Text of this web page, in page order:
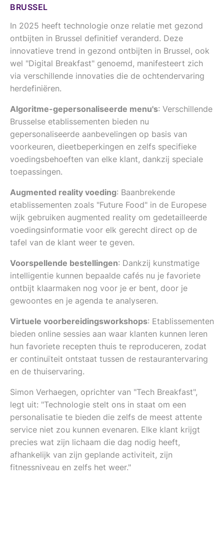
BRUSSEL
In 2025 heeft technologie onze relatie met gezond
ontbijten in Brussel definitief veranderd. Deze
innovatieve trend in gezond ontbijten in Brussel, ook
wel "Digital Breakfast" genoemd, manifesteert zich
via verschillende innovaties die de ochtendervaring
herdefiniëren.
Algoritme-gepersonaliseerde menu's: Verschillende
Brusselse etablissementen bieden nu
gepersonaliseerde aanbevelingen op basis van
voorkeuren, dieetbeperkingen en zelfs specifieke
voedingsbehoeften van elke klant, dankzij speciale
toepassingen.
Augmented reality voeding: Baanbrekende
etablissementen zoals "Future Food" in de Europese
wijk gebruiken augmented reality om gedetailleerde
voedingsinformatie voor elk gerecht direct op de
tafel van de klant weer te geven.
Voorspellende bestellingen: Dankzij kunstmatige
intelligentie kunnen bepaalde cafés nu je favoriete
ontbijt klaarmaken nog voor je er bent, door je
gewoontes en je agenda te analyseren.
Virtuele voorbereidingsworkshops: Etablissementen
bieden online sessies aan waar klanten kunnen leren
hun favoriete recepten thuis te reproduceren, zodat
er continuïteit ontstaat tussen de restaurantervaring
en de thuiservaring.
Simon Verhaegen, oprichter van "Tech Breakfast",
legt uit: "Technologie stelt ons in staat om een
personalisatie te bieden die zelfs de meest attente
service niet zou kunnen evenaren. Elke klant krijgt
precies wat zijn lichaam die dag nodig heeft,
afhankelijk van zijn geplande activiteit, zijn
fitnessniveau en zelfs het weer."